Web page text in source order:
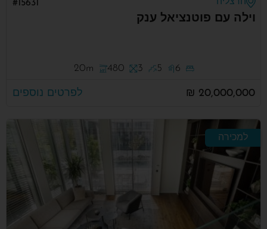
וילה עם פוטנציאל ענק
#15631
6
5
3
480
20m
20,000,000 ₪ לפרטים נוספים
למכירה